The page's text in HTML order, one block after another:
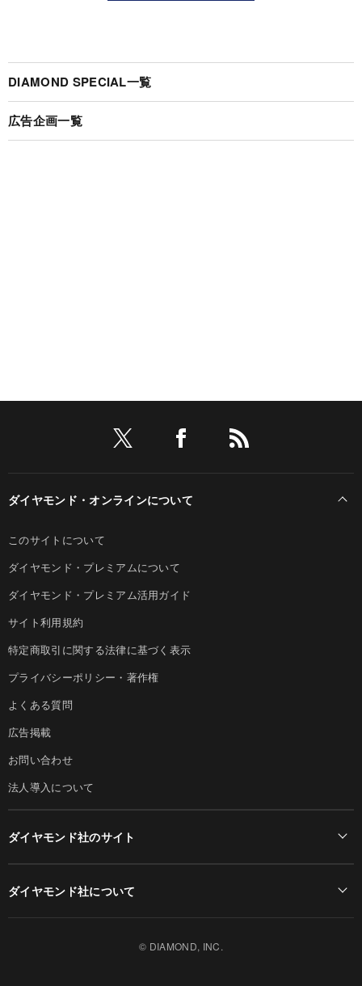
DIAMOND SPECIAL一覧
広告企画一覧
ダイヤモンド・オンラインについて
このサイトについて
ダイヤモンド・プレミアムについて
ダイヤモンド・プレミアム活用ガイド
サイト利用規約
特定商取引に関する法律に基づく表示
プライバシーポリシー・著作権
よくある質問
広告掲載
お問い合わせ
法人導入について
ダイヤモンド社のサイト
ダイヤモンド社について
© DIAMOND, INC.